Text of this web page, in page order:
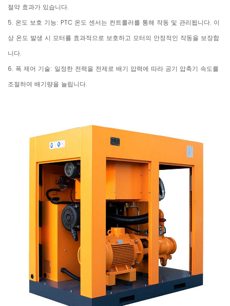
절약 효과가 있습니다.
5. 온도 보호 기능: PTC 온도 센서는 컨트롤러를 통해 작동 및 관리됩니다. 이
상 온도 발생 시 모터를 효과적으로 보호하고 모터의 안정적인 작동을 보장합
니다.
6. 폭 제어 기술: 일정한 전력을 전제로 배기 압력에 따라 공기 압축기 속도를
조절하여 배기량을 늘립니다.